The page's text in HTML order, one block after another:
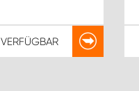
VERFÜGBAR